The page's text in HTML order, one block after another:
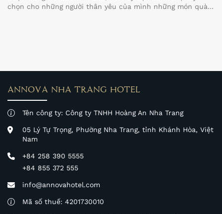
chọn cho những người thân yêu của mình những món quà
ANNOVA NHA TRANG HOTEL
Tên công ty: Công ty TNHH Hoàng An Nha Trang
05 Lý Tự Trọng, Phường Nha Trang, tỉnh Khánh Hòa, Việt
Nam
+84 258 390 5555
+84 855 372 555
info@annovahotel.com
Mã số thuế: 4201730010